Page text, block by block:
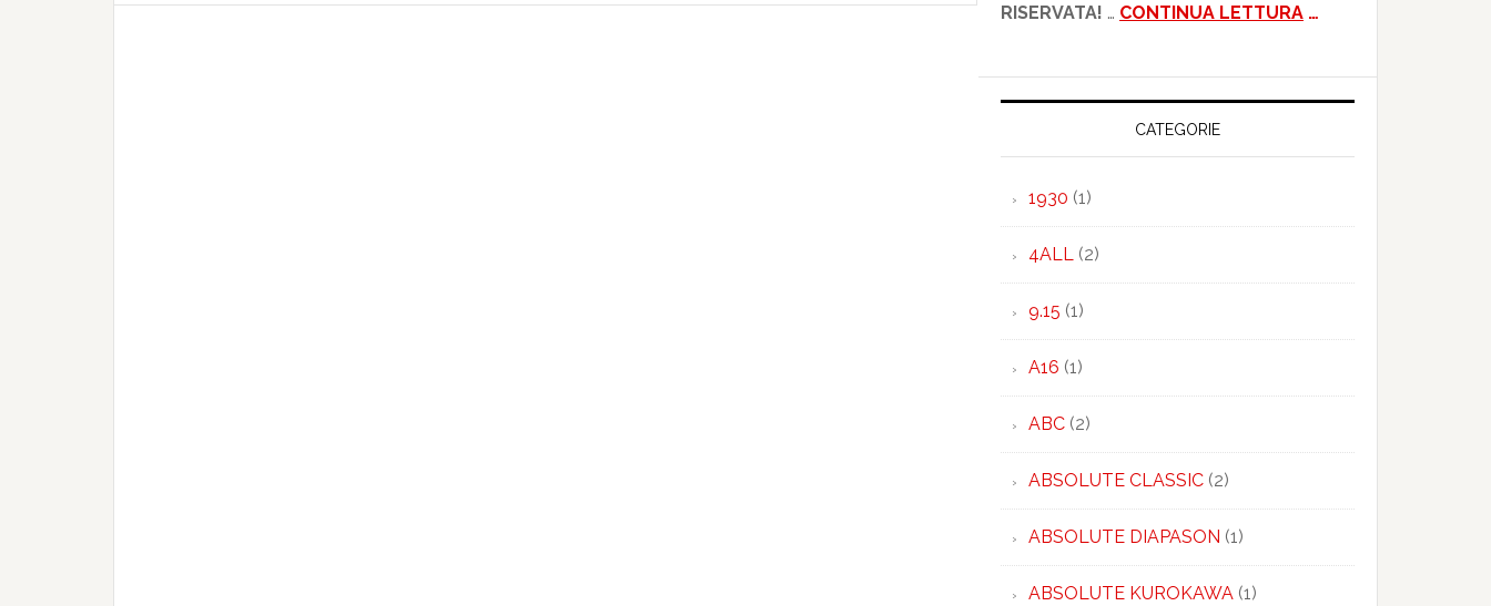
RISERVATA! … CONTINUA LETTURA …
CATEGORIE
1930 (1)
4ALL (2)
9.15 (1)
A16 (1)
ABC (2)
ABSOLUTE CLASSIC (2)
ABSOLUTE DIAPASON (1)
ABSOLUTE KUROKAWA (1)